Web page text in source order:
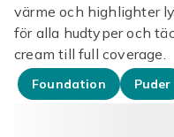
värme och highlighter
för alla hudtyper och
cream till full coverage.
Foundation Puder